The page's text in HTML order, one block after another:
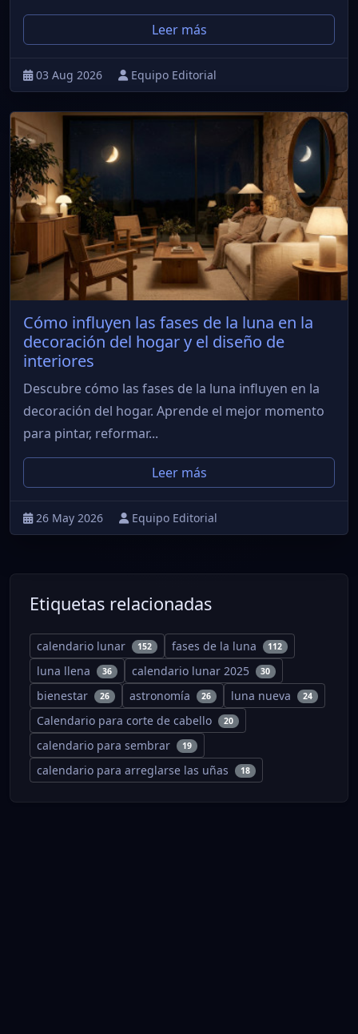
Leer más
03 Aug 2026 Equipo Editorial
Cómo influyen las fases de la luna en la
decoración del hogar y el diseño de
interiores
Descubre cómo las fases de la luna influyen en la
decoración del hogar. Aprende el mejor momento
para pintar, reformar...
Leer más
26 May 2026 Equipo Editorial
Etiquetas relacionadas
calendario lunar 152 fases de la luna 112
luna llena 36 calendario lunar 2025 30
bienestar 26 astronomía 26 luna nueva 24
Calendario para corte de cabello 20
calendario para sembrar 19
calendario para arreglarse las uñas 18